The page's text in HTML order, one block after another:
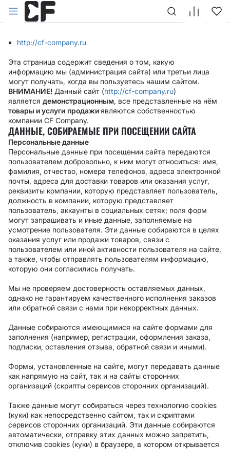
Данная политика конфиденциальности относится к сайтам
под доменными именами:
http://cf-company.ru
Эта страница содержит сведения о том, какую
информацию мы (администрация сайта) или третьи лица
могут получать, когда вы пользуетесь нашим сайтом.
ВНИМАНИЕ! Данный сайт (http://cf-company.ru)
является демонстрационным, все представленные на нём
товары и услуги продажиявляются собственностью
компании CF Company.
ДАННЫЕ, СОБИРАЕМЫЕ ПРИ ПОСЕЩЕНИИ САЙТА
Персональные данные
Персональные данные при посещении сайта передаются
пользователем добровольно, к ним могут относиться: имя,
фамилия, отчество, номера телефонов, адреса электронной
почты, адреса для доставки товаров или оказания услуг,
реквизиты компании, которую представляет пользователь,
должность в компании, которую представляет
пользователь, аккаунты в социальных сетях; поля форм
могут запрашивать и иные данные, заполняемые на
усмотрение пользователя. Эти данные собираются в целях
оказания услуг или продажи товаров, связи с
пользователем или иной активности пользователя на сайте,
а также, чтобы отправлять пользователям информацию,
которую они согласились получать.
Мы не проверяем достоверность оставляемых данных,
однако не гарантируем качественного исполнения заказов
или обратной связи с нами при некорректных данных.
Данные собираются имеющимися на сайте формами для
заполнения (например, регистрации, оформления заказа,
подписки, оставления отзыва, обратной связи и иными).
Формы, установленные на сайте, могут передавать данные
как напрямую на сайт, так и на сайты сторонних
организаций (скрипты сервисов сторонних организаций).
Также данные могут собираться через технологию cookies
(куки) как непосредственно сайтом, так и скриптами
сервисов сторонних организаций. Эти данные собираются
автоматически, отправку этих данных можно запретить,
отключив cookies (куки) в браузере, в котором открывается